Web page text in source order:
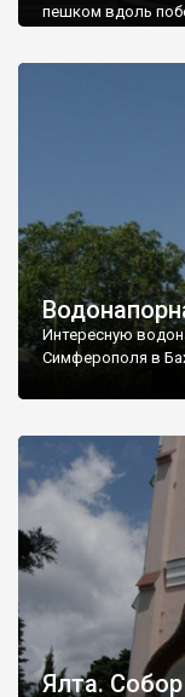
пешком вдоль
Интересную
Симферополя в
Ялта. Собор